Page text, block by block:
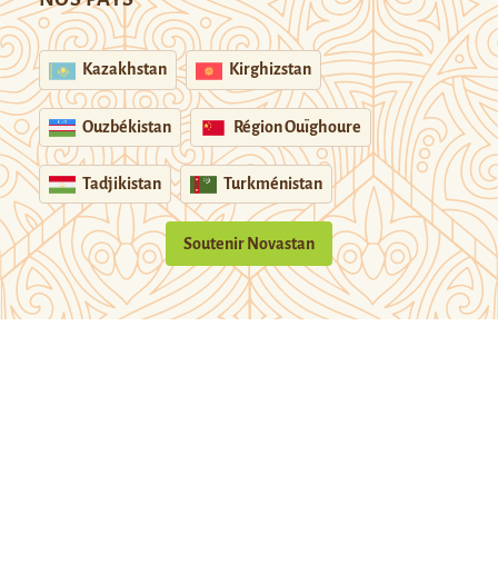
Kazakhstan Kirghizstan
Ouzbékistan Région Ouïghoure
Tadjikistan Turkménistan
Soutenir Novastan